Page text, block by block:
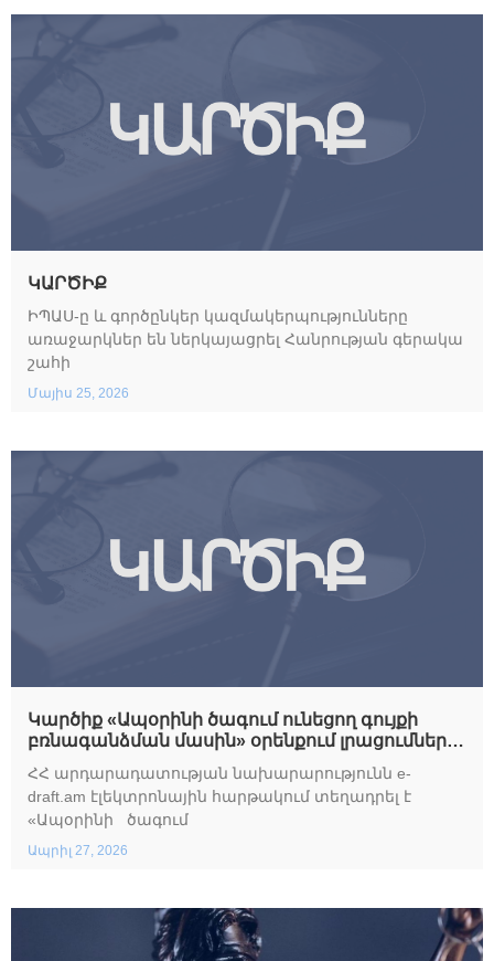
ԿԱՐԾԻՔ
Մայիս 25, 2026
ԻՊԱՍ-ը և գործընկեր կազմակերպությունները
առաջարկներ են ներկայացրել Հանրության գերակա
շահի
Կարծիք «Ապօրինի ծագում ունեցող գույքի
բռնագանձման մասին» օրենքում լրացումներ և
նախագծի վերաբերյալ
Ապրիլ 27, 2026
ՀՀ արդարադատության նախարարությունն e-
draft.am էլեկտրոնային հարթակում տեղադրել է
«Ապօրինի ծագում